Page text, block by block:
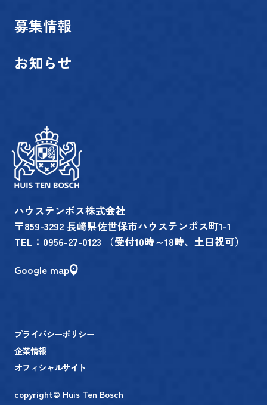
募集情報
お知らせ
ハウステンボス株式会社
〒859-3292 長崎県佐世保市ハウステンボス町1-1
TEL： 0956-27-0123 （受付10時～18時、土日祝可）
Google map
プライバシーポリシー
企業情報
オフィシャルサイト
copyright© Huis Ten Bosch